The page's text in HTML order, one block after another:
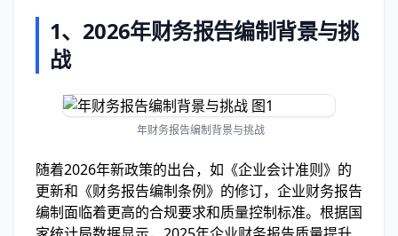
1、 2026年财务报告编制背景与挑
战
年财务报告编制背景与挑战
随着2026年新政策的出台，如《企业会计准则》的
更新和《财务报告编制条例》的修订，企业财务报告
编制面临着更高的合规要求和质量控制标准。根据国